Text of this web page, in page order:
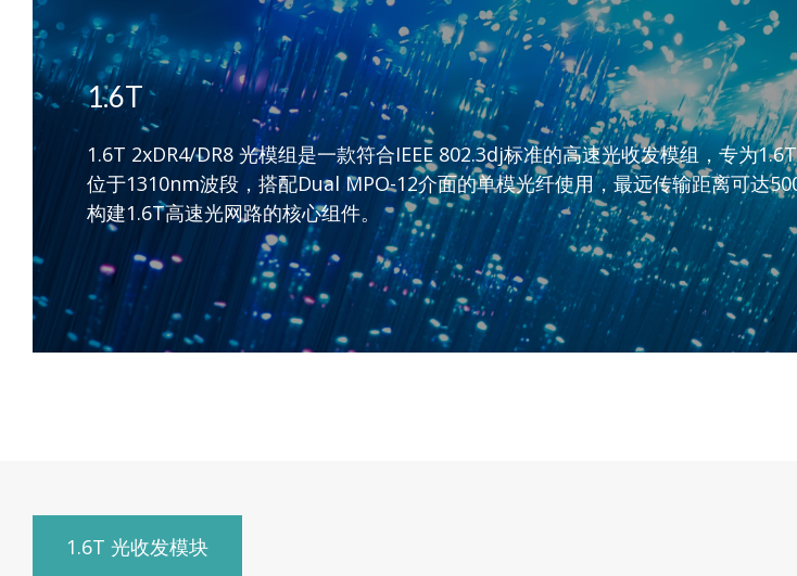
1.6T
1.6T 2xDR4/DR8 光模组是一款符合IEEE 802.3dj标准的高速光收发模组，专为
位于1310nm波段，搭配Dual MPO-12介面的单模光纤使用，最远传输距离可达
构建1.6T高速光网路的核心组件。
1.6T 光收发模块